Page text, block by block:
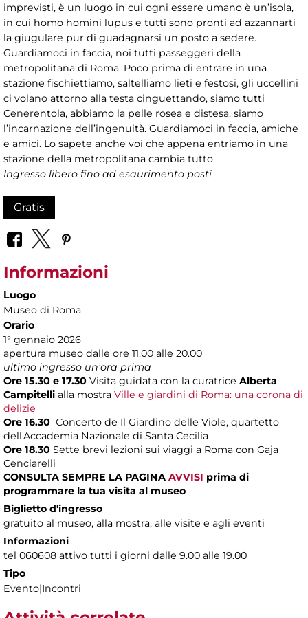
imprevisti, è un luogo in cui ogni essere umano è un’isola,
in cui homo homini lupus e tutti sono pronti ad azzannarti
la giugulare pur di guadagnarsi un posto a sedere.
Guardiamoci in faccia, noi tutti passeggeri della
metropolitana di Roma. Poco prima di entrare in una
stazione fischiettiamo, saltelliamo lieti e festosi, gli uccellini
ci volano attorno alla testa cinguettando, siamo tutti
Cenerentola, abbiamo la pelle rosea e distesa, siamo
l’incarnazione dell’ingenuità. Guardiamoci in faccia, amiche
e amici. Lo sapete anche voi che appena entriamo in una
stazione della metropolitana cambia tutto.
Ingresso libero fino ad esaurimento posti
Gratis
Informazioni
Luogo
Museo di Roma
Orario
1° gennaio 2026
apertura museo dalle ore 11.00 alle 20.00
ultimo ingresso un'ora prima
Ore 15.30 e 17.30 Visita guidata con la curatrice Alberta
Campitelli alla mostra Ville e giardini di Roma: una corona di
delizie
Ore 16.30 Concerto de Il Giardino delle Viole, quartetto
dell'Accademia Nazionale di Santa Cecilia
Ore 18.30 Sette brevi lezioni sui viaggi a Roma con Gaja
Cenciarelli
CONSULTA SEMPRE LA PAGINA AVVISI prima di
programmare la tua visita al museo
Biglietto d'ingresso
gratuito al museo, alla mostra, alle visite e agli eventi
Informazioni
tel 060608 attivo tutti i giorni dalle 9.00 alle 19.00
Tipo
Evento|Incontri